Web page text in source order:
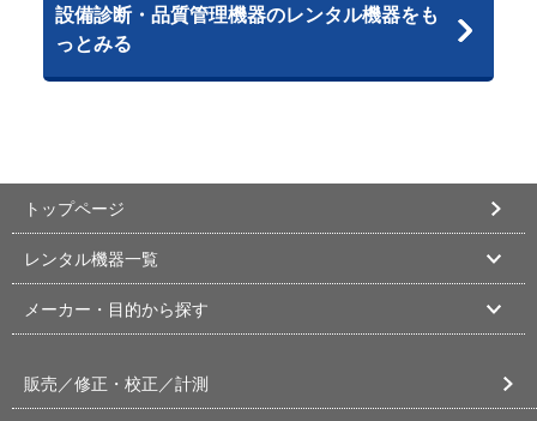
設備診断・品質管理機器のレンタル機器をも
っとみる
トップページ
レンタル機器一覧
メーカー・目的から探す
販売／修正・校正／計測